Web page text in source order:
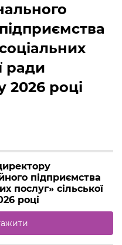
ради
році
підприємства
послуг» сільської
році